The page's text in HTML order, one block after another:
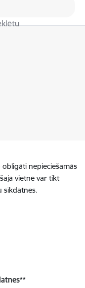
nepieciešamās
vietnē var tikt
sīkdatnes.
**